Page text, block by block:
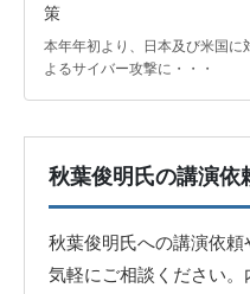
策
本年年初より、日本及び米国に
よるサイバー攻撃に・・・
秋葉俊明氏の講演依
秋葉俊明氏への講演依
気軽にご相談ください